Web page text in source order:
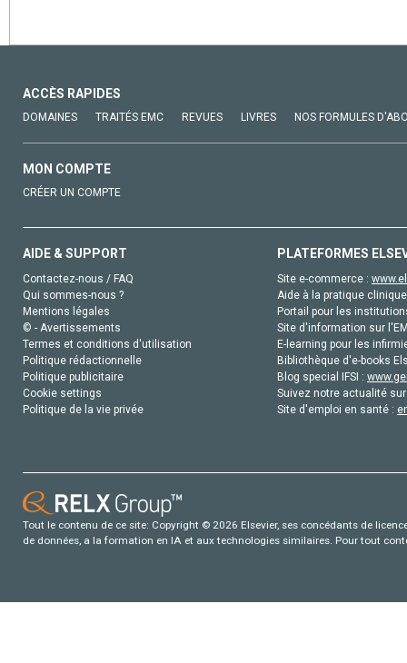
ACCÈS RAPIDES
DOMAINES TRAITÉS EMC REVUES LIVRES NOS FORMULES
MON COMPTE
CRÉER UN COMPTE
AIDE & SUPPORT
Contactez-nous / FAQ
Qui sommes-nous ?
Mentions légales
© - Avertissements
Termes et conditions d'utilisation
Politique rédactionnelle
Politique publicitaire
Cookie settings
Politique de la vie privée
PLATEFORMES
Site e-commerce :
Aide à la pratique
Portail pour les
Site d'information sur
E-learning pour les
Bibliothèque d'e-books
Blog special IFSI :
Suivez notre actualité
Site d'emploi en santé :
Tout le contenu de ce site: Copyright © 2026 Elsevier, ses concédants de
de données, a la formation en IA et aux technologies similaires. Pour tout